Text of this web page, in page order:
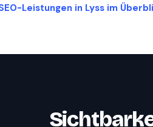
Leistungen in Lyss im